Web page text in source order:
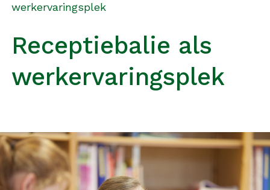
werkervaringsplek
Receptiebalie als
werkervaringsplek